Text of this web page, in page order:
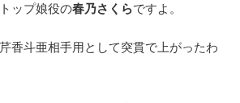
ップ娘役の春乃さくらですよ。
香斗亜相手用として突貫で上がったわ